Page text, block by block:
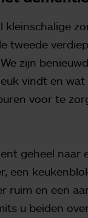
kleinschalige
tweede
zijn
vindt en
voor te
geheel
een
ruim en een
u beiden